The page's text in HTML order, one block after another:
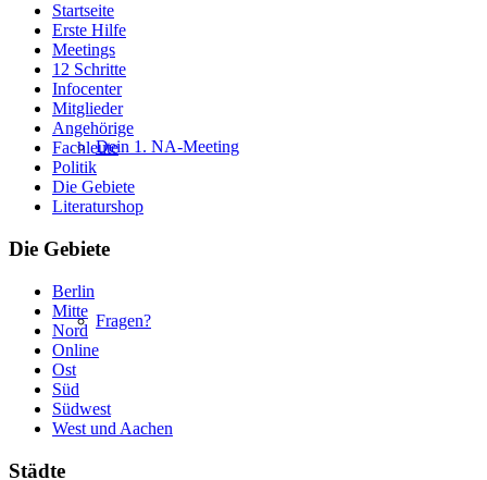
Dein 1. NA-Meeting
Fragen?
Startseite
Erste Hilfe
Meetings
12 Schritte
Infocenter
Mitglieder
Angehörige
Fachleute
Politik
Die Gebiete
Literaturshop
Die Gebiete
Berlin
Mitte
Nord
Online
Ost
Süd
Südwest
West und Aachen
Städte